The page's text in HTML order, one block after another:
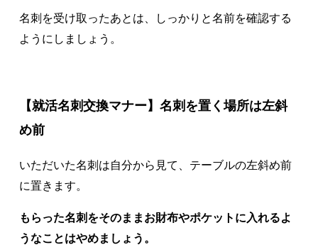
名刺を受け取ったあとは、しっかりと名前を確認する
ようにしましょう。
【就活名刺交換マナー】名刺を置く場所は左斜
め前
いただいた名刺は自分から見て、テーブルの左斜め前
に置きます。
もらった名刺をそのままお財布やポケットに入れるよ
うなことはやめましょう。